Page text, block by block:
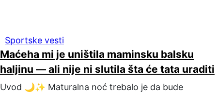
Sportske vesti
Maćeha mi je uništila maminsku balsku
haljinu — ali nije ni slutila šta će tata uraditi
Uvod 🌙✨ Maturalna noć trebalo je da bude